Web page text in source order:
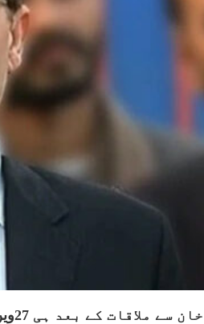
کے بعد ہی 27ویں ترمیم پر ریسپانس دیں گے، بیرسٹر گوہر